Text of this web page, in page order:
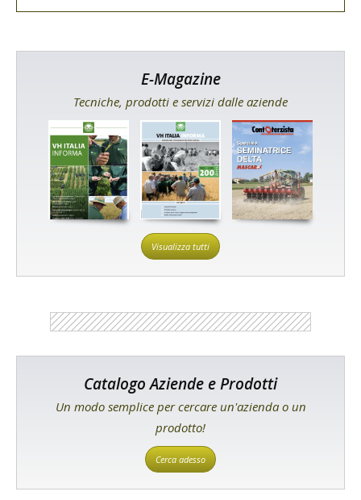
E-Magazine
Tecniche, prodotti e servizi dalle aziende
Visualizza tutti
Catalogo Aziende e Prodotti
Un modo semplice per cercare un'azienda o un
prodotto!
Cerca adesso